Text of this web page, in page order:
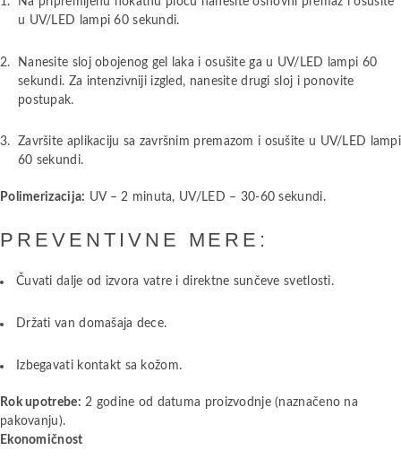
u UV/LED lampi 60 sekundi.
Nanesite sloj obojenog gel laka i osušite ga u UV/LED lampi 60
sekundi. Za intenzivniji izgled, nanesite drugi sloj i ponovite
postupak.
Završite aplikaciju sa završnim premazom i osušite u UV/LED lampi
60 sekundi.
Polimerizacija: UV – 2 minuta, UV/LED – 30-60 sekundi.
PREVENTIVNE MERE:
Čuvati dalje od izvora vatre i direktne sunčeve svetlosti.
Držati van domašaja dece.
Izbegavati kontakt sa kožom.
Rok upotrebe: 2 godine od datuma proizvodnje (naznačeno na
pakovanju).
Ekonomičnost